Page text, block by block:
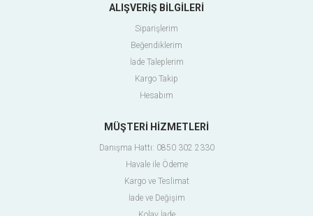
ALIŞVERİŞ BİLGİLERİ
Siparişlerim
Beğendiklerim
İade Taleplerim
Kargo Takip
Hesabım
MÜŞTERİ HİZMETLERİ
Danışma Hattı: 0850 302 2330
Havale ile Ödeme
Kargo ve Teslimat
İade ve Değişim